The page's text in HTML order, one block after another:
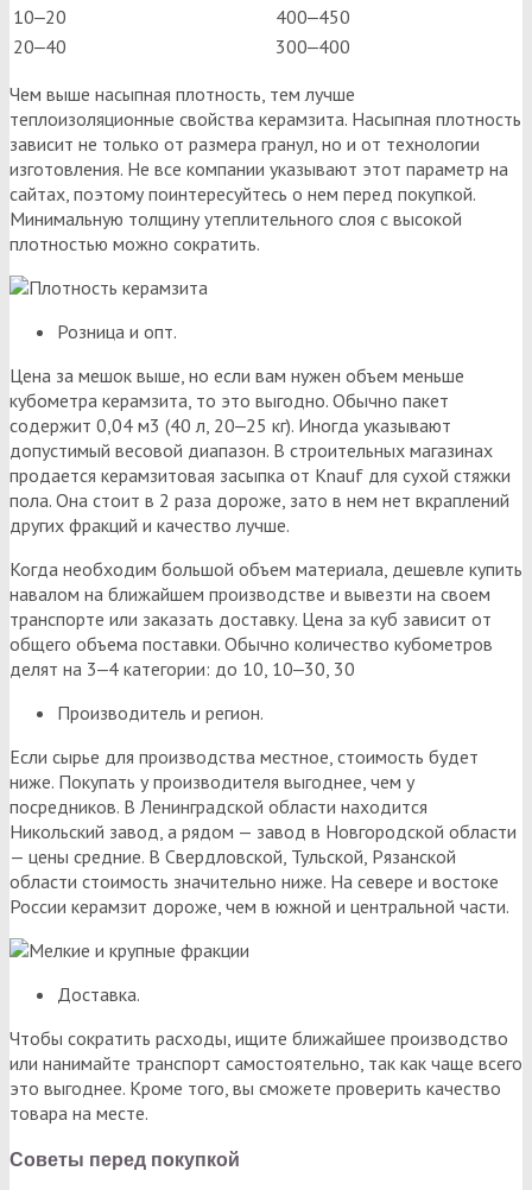
10‒20
400‒450
20‒40
300‒400
Чем выше насыпная плотность, тем лучше
теплоизоляционные свойства керамзита. Насыпная плотность
зависит не только от размера гранул, но и от технологии
изготовления. Не все компании указывают этот параметр на
сайтах, поэтому поинтересуйтесь о нем перед покупкой.
Минимальную толщину утеплительного слоя с высокой
плотностью можно сократить.
Розница и опт.
Цена за мешок выше, но если вам нужен объем меньше
кубометра керамзита, то это выгодно. Обычно пакет
содержит 0,04 м3 (40 л, 20‒25 кг). Иногда указывают
допустимый весовой диапазон. В строительных магазинах
продается керамзитовая засыпка от Knauf для сухой стяжки
пола. Она стоит в 2 раза дороже, зато в нем нет вкраплений
других фракций и качество лучше.
Когда необходим большой объем материала, дешевле купить
навалом на ближайшем производстве и вывезти на своем
транспорте или заказать доставку. Цена за куб зависит от
общего объема поставки. Обычно количество кубометров
делят на 3‒4 категории: до 10, 10‒30, 30
Производитель и регион.
Если сырье для производства местное, стоимость будет
ниже. Покупать у производителя выгоднее, чем у
посредников. В Ленинградской области находится
Никольский завод, а рядом — завод в Новгородской области
— цены средние. В Свердловской, Тульской, Рязанской
области стоимость значительно ниже. На севере и востоке
России керамзит дороже, чем в южной и центральной части.
Доставка.
Чтобы сократить расходы, ищите ближайшее производство
или нанимайте транспорт самостоятельно, так как чаще всего
это выгоднее. Кроме того, вы сможете проверить качество
товара на месте.
Советы перед покупкой